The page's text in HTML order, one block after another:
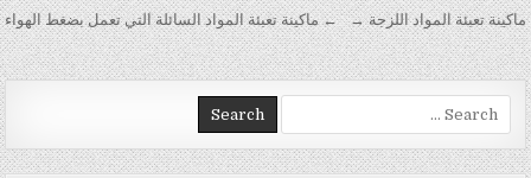
تصفّح المقالات← ماكينة تعبئة المواد السائلة التي تعمل بضغط الهواء ماكينة تعبئة المواد اللزجة →
Search for: